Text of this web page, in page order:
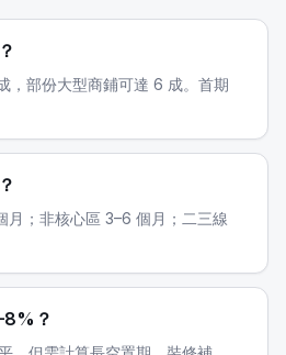
，部份大型商鋪可達 6 成。首期
月；非核心區 3–6 個月；二三線
？